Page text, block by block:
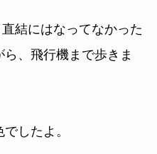
結にはなってなかった
、飛行機まで歩きま
したよ。